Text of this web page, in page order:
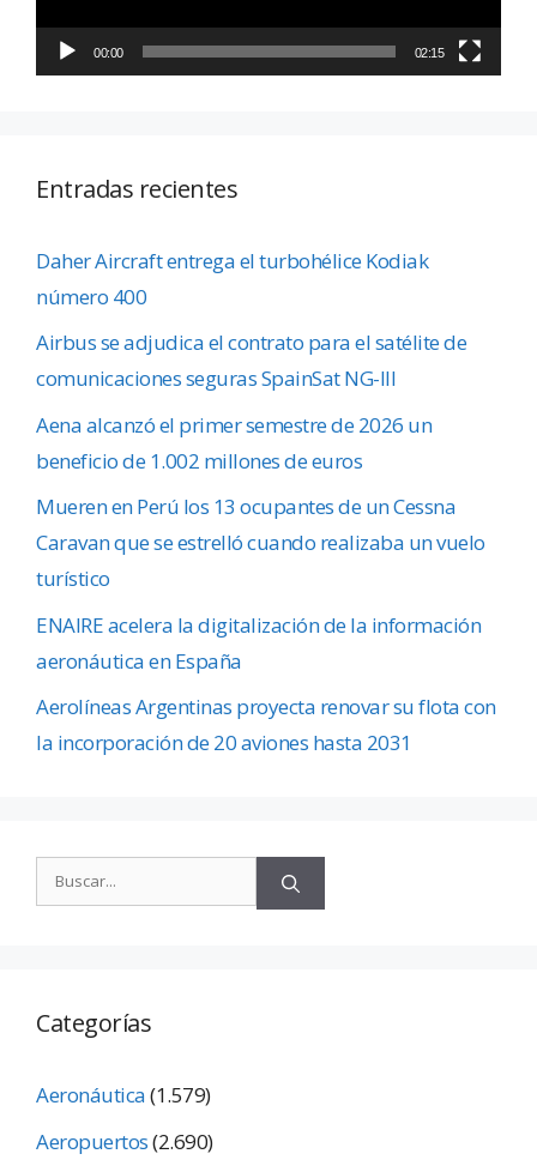
00:00 02:15
Entradas recientes
Daher Aircraft entrega el turbohélice Kodiak
número 400
Airbus se adjudica el contrato para el satélite de
comunicaciones seguras SpainSat NG-III
Aena alcanzó el primer semestre de 2026 un
beneficio de 1.002 millones de euros
Mueren en Perú los 13 ocupantes de un Cessna
Caravan que se estrelló cuando realizaba un vuelo
turístico
ENAIRE acelera la digitalización de la información
aeronáutica en España
Aerolíneas Argentinas proyecta renovar su flota con
la incorporación de 20 aviones hasta 2031
Categorías
Aeronáutica(1.579)
Aeropuertos(2.690)